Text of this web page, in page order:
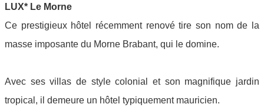
LUX* Le Morne
Ce prestigieux hôtel récemment renové tire son nom de
la
masse imposante du Morne Brabant, qui le domine.
Avec ses villas de style colonial et son magnifique jardin
tropical, il demeure un hôtel typiquement mauricien.